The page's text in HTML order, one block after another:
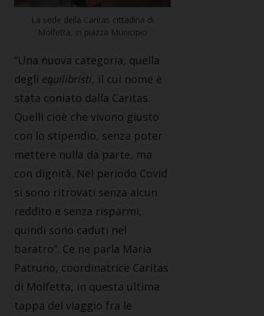
La sede della Caritas cittadina di
Molfetta, in piazza Municipio
“Una nuova categoria, quella
degli equilibristi, il cui nome è
stata coniato dalla Caritas.
Quelli cioè che vivono giusto
con lo stipendio, senza poter
mettere nulla da parte, ma
con dignità. Nel periodo Covid
si sono ritrovati senza alcun
reddito e senza risparmi,
quindi sono caduti nel
baratro”. Ce ne parla Maria
Patruno, coordinatrice Caritas
di Molfetta, in questa ultima
tappa del viaggio fra le